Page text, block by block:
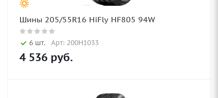
Шины 205/55R16 HiFly HF805 94W
6 шт. Арт: 200H1033
4 536 руб.